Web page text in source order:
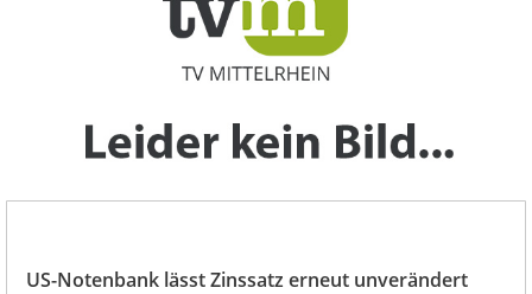
US-Notenbank lässt Zinssatz erneut unverändert